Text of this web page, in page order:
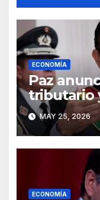
ECONOMÍA
Paz
tributario
al salario
ministros
MAY 25, 2026
ECONOMÍA